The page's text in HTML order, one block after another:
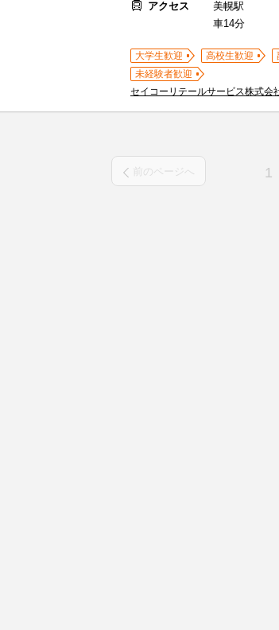
アクセス
美幌駅
車14分
大学生歓迎 高校生歓迎
未経験者歓迎
セイコーリテールサービス株式会
前のページへ 1